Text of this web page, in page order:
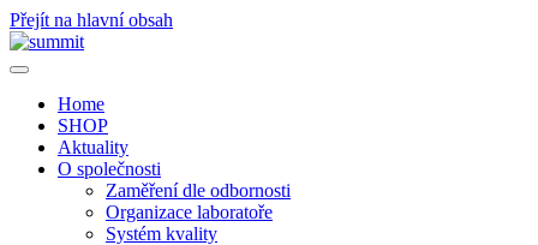
Přejít na hlavní obsah
Home
SHOP
Aktuality
O společnosti
Zaměření dle odbornosti
Organizace laboratoře
Systém kvality